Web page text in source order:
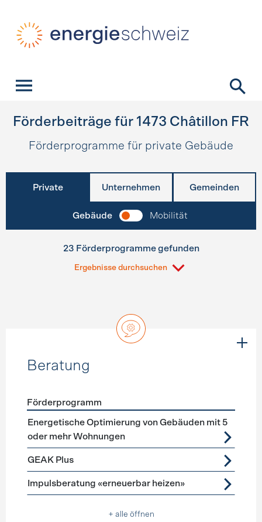
Förderbeiträge für 1473 Châtillon FR
Förderprogramme für private Gebäude
Private Unternehmen Gemeinden
Gebäude Mobilität
23 Förderprogramme gefunden
Ergebnisse durchsuchen
Beratung
Förderprogramme Beratung
Förderprogramm
Energetische Optimierung von Gebäuden mit 5
oder mehr Wohnungen
GEAK Plus
Impulsberatung «erneuerbar heizen»
+ alle öffnen